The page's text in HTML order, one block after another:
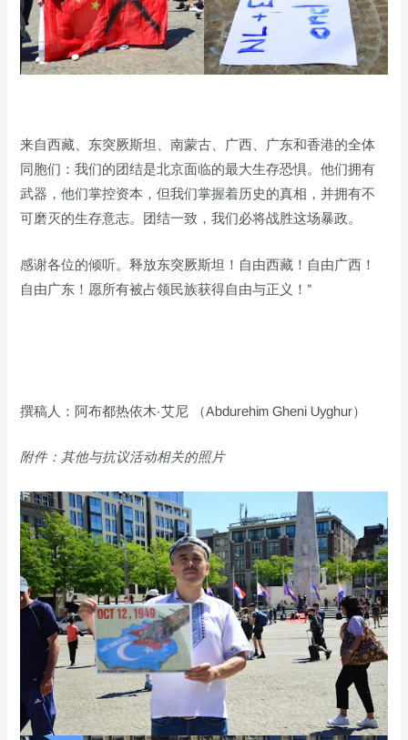
来自西藏、东突厥斯坦、南蒙古、广西、广东和香港的全体
同胞们：我们的团结是北京面临的最大生存恐惧。他们拥有
武器，他们掌控资本，但我们掌握着历史的真相，并拥有不
可磨灭的生存意志。团结一致，我们必将战胜这场暴政。
感谢各位的倾听。释放东突厥斯坦！自由西藏！自由广西！
自由广东！愿所有被占领民族获得自由与正义！”
撰稿人：阿布都热依木·艾尼 （Abdurehim Gheni Uyghur）
附件：其他与抗议活动相关的照片